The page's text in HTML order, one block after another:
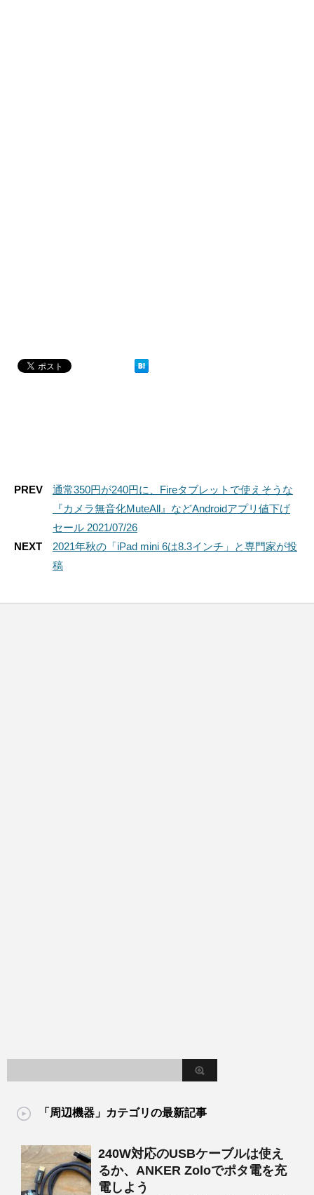
PREV
通常350円が240円に、Fireタブレットで使えそうな
『カメラ無音化MuteAll』などAndroidアプリ値下げ
セール 2021/07/26
NEXT
2021年秋の「iPad mini 6は8.3インチ」と専門家が投
稿
「周辺機器」カテゴリの最新記事
240W対応のUSBケーブルは使え
るか、ANKER Zoloでポタ電を充
電しよう